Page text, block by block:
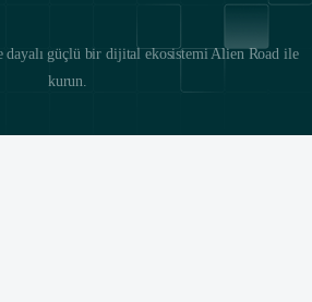
dayalı güçlü bir dijital ekosistemi Alien Road ile
kurun.